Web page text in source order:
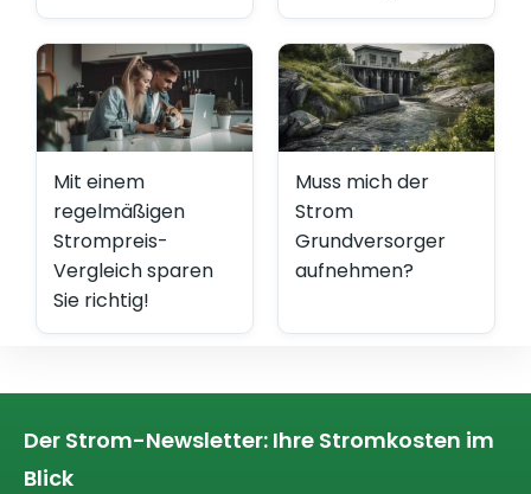
Mit einem
regelmäßigen
Strompreis-
Vergleich sparen
Sie richtig!
Muss mich der
Strom
Grundversorger
aufnehmen?
Der Strom-Newsletter: Ihre Stromkosten im
Blick